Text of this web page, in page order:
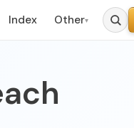
Index Other▾